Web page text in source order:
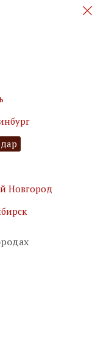
новинки
персональных
Новгород